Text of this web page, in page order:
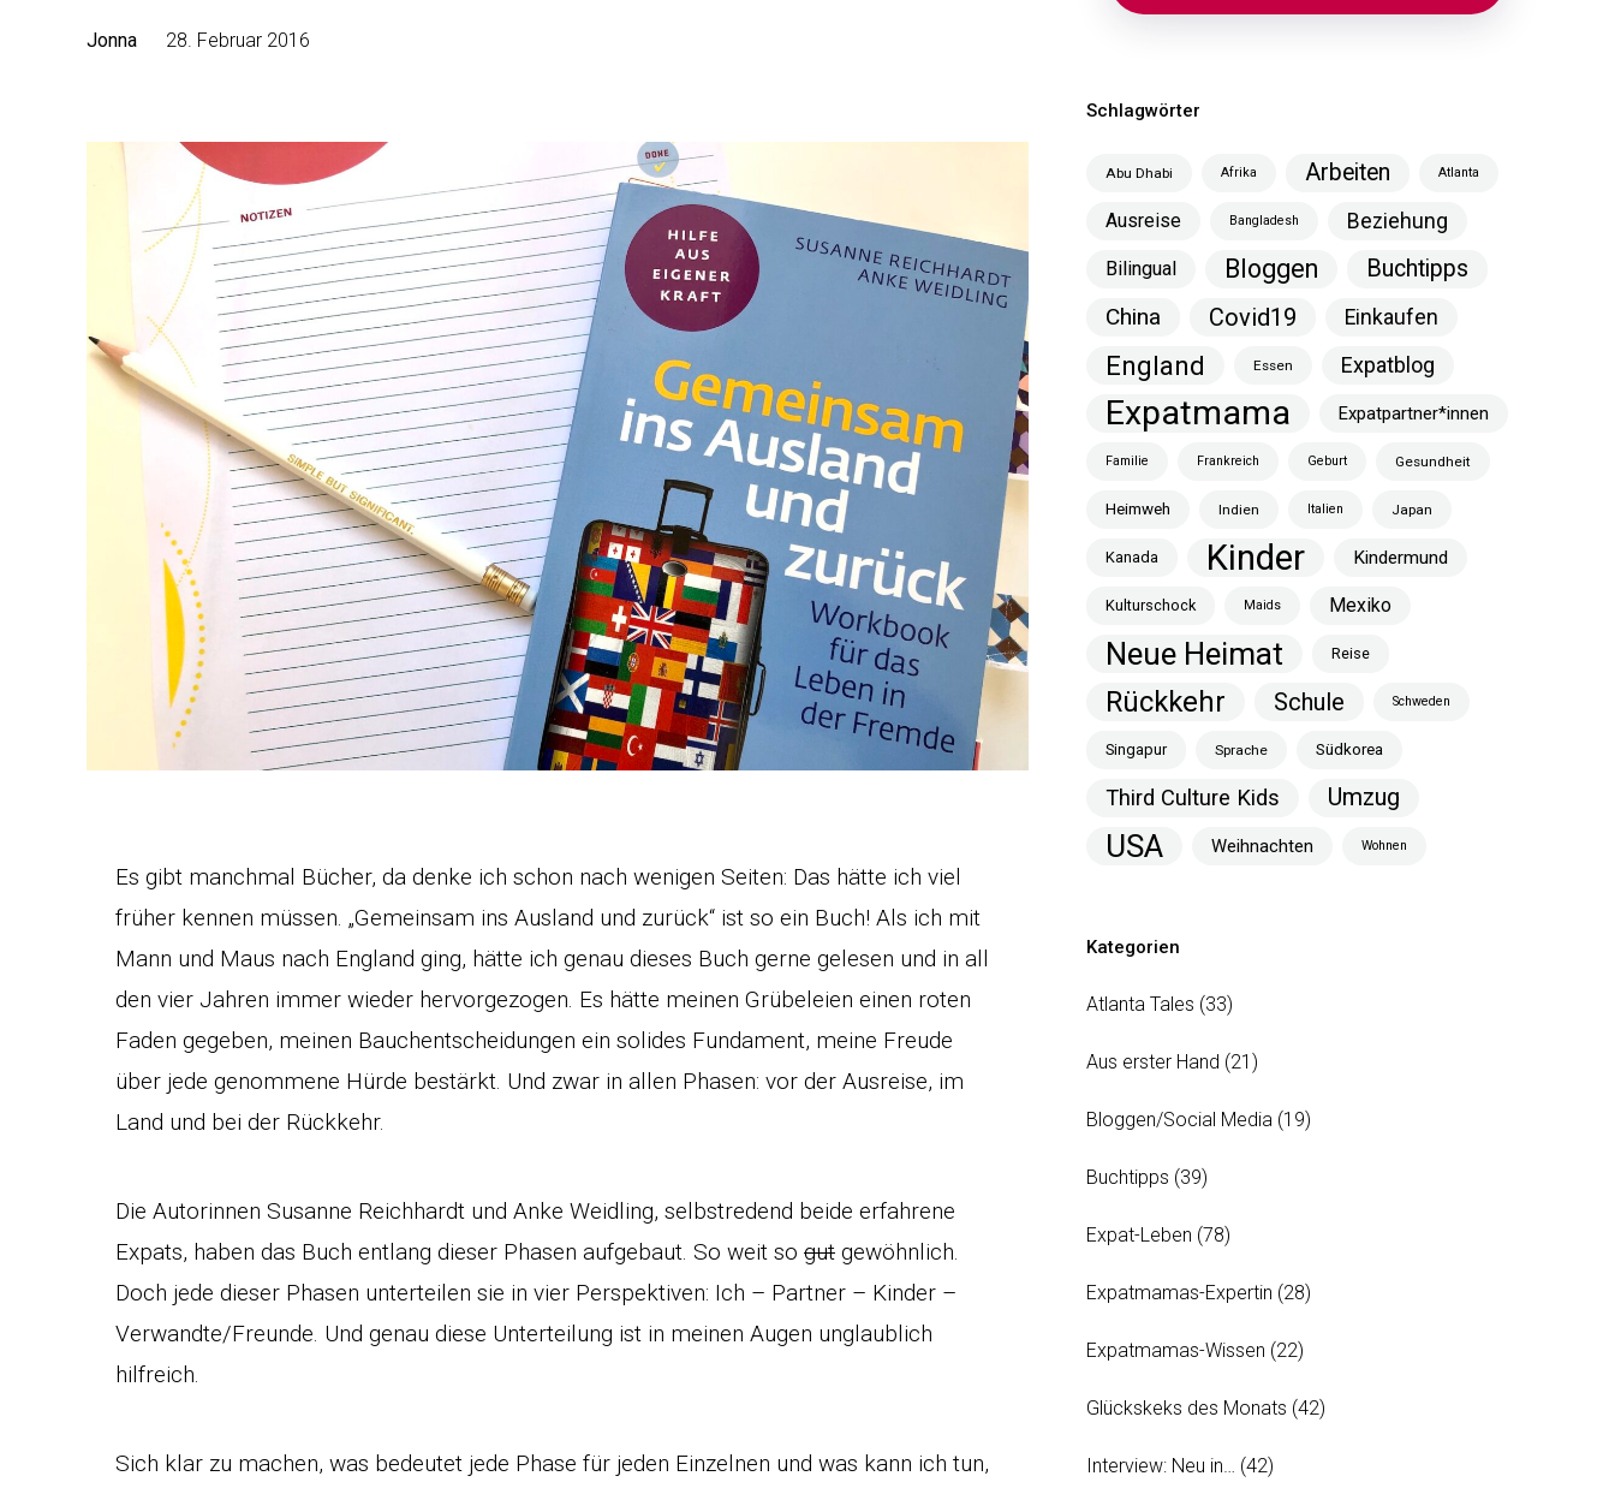
Jonna 28. Februar 2016
Es gibt manchmal Bücher, da denke ich schon nach wenigen Seiten: Das hätte ich viel
früher kennen müssen. „Gemeinsam ins Ausland und zurück“ ist so ein Buch! Als ich mit
Mann und Maus nach England ging, hätte ich genau dieses Buch gerne gelesen und in all
den vier Jahren immer wieder hervorgezogen. Es hätte meinen Grübeleien einen roten
Faden gegeben, meinen Bauchentscheidungen ein solides Fundament, meine Freude
über jede genommene Hürde bestärkt. Und zwar in allen Phasen: vor der Ausreise, im
Land und bei der Rückkehr.
Die Autorinnen Susanne Reichhardt und Anke Weidling, selbstredend beide erfahrene
Expats, haben das Buch entlang dieser Phasen aufgebaut. So weit so gut gewöhnlich.
Doch jede dieser Phasen unterteilen sie in vier Perspektiven: Ich – Partner – Kinder –
Verwandte/Freunde. Und genau diese Unterteilung ist in meinen Augen unglaublich
hilfreich.
Sich klar zu machen, was bedeutet jede Phase für jeden Einzelnen und was kann ich tun,
Schlagwörter
Abu Dhabi Afrika Arbeiten Atlanta
Ausreise Bangladesh Beziehung
Bilingual Bloggen
Buchtipps
China
Covid19 Einkaufen
England Essen Expatblog
Expatmama Expatpartner*innen
Familie Frankreich Geburt Gesundheit
Heimweh Indien Italien Japan
Kanada Kinder Kindermund
Kulturschock Maids Mexiko
Neue Heimat Reise
Rückkehr Schule Schweden
Singapur Sprache Südkorea
Third Culture Kids Umzug
USA Weihnachten Wohnen
Kategorien
Atlanta Tales (33)
Aus erster Hand (21)
Bloggen/Social Media (19)
Buchtipps (39)
Expat-Leben (78)
Expatmamas-Expertin (28)
Expatmamas-Wissen (22)
Glückskeks des Monats (42)
Interview: Neu in… (42)